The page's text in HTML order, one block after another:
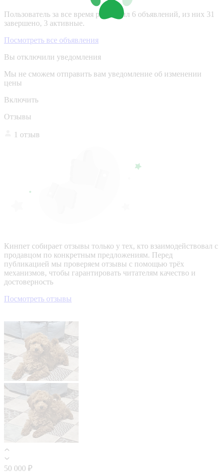
Пользователь за все время разместил 6 объявлений, из них 31
завершено, 3 активные.
Посмотреть все объявления
Вы отключили уведомления
Мы не сможем отправить вам уведомление об изменении
цены
Включить
Отзывы
1 отзыв
Кинпет собирает отзывы только у тех, кто взаимодействовал с
продавцом по конкретным предложениям. Перед
публикацией мы проверяем отзывы с помощью трёх
механизмов, чтобы гарантировать читателям качество и
достоверность
Посмотреть отзывы
50 000 ₽